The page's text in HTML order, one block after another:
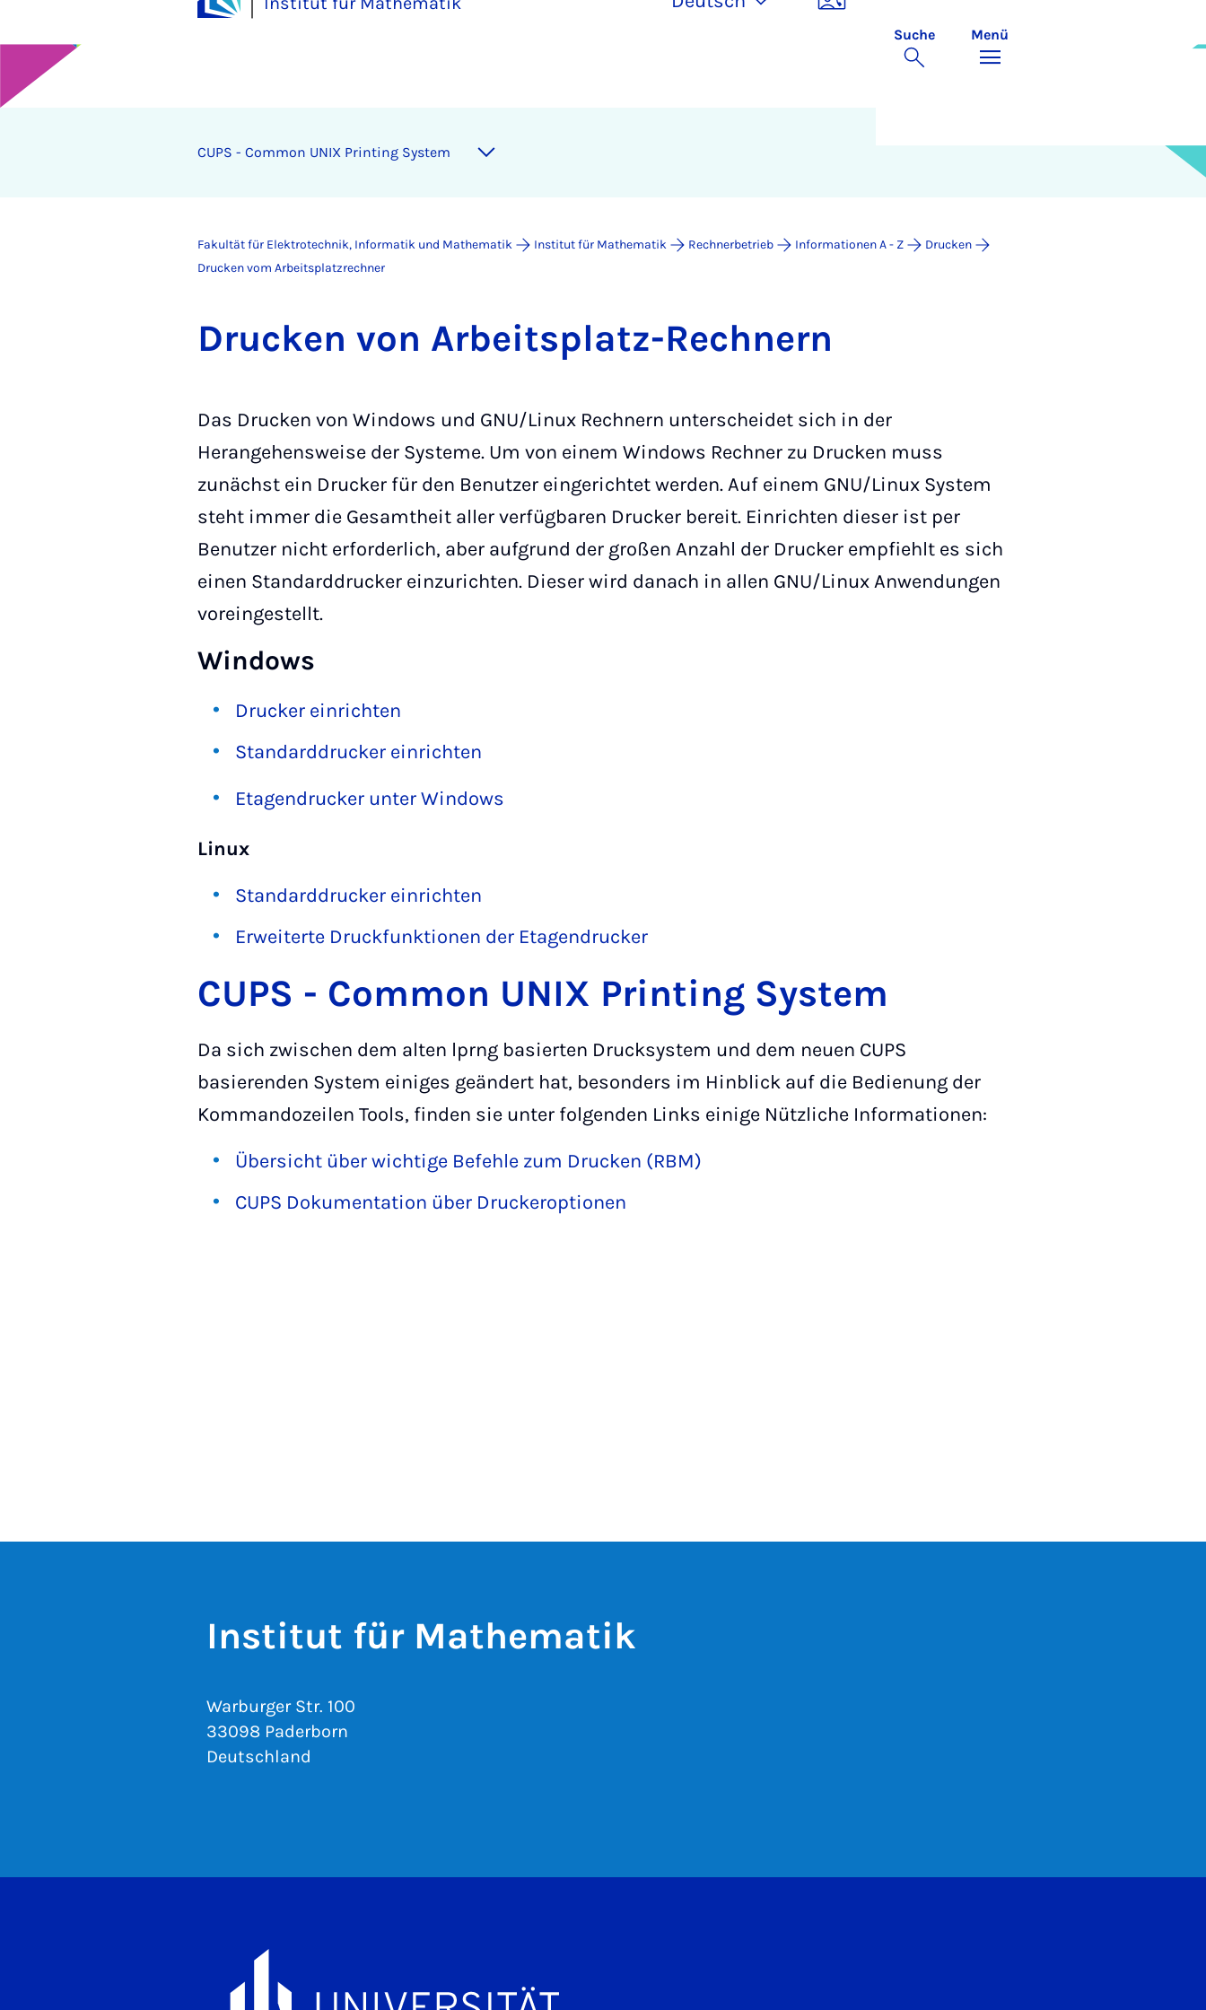
Suche Menü
CUPS - Common UNIX Printing System
Fakultät für Elektrotechnik, Informatik und Mathematik Institut für Mathematik Rechnerbetrieb Informationen A - Z
Drucken
Drucken vom Arbeitsplatzrechner
Dru­cken von Ar­beits­platz-Rech­nern
Das Drucken von Windows und GNU/Linux Rechnern unterscheidet sich in der
Herangehensweise der Systeme. Um von einem Windows Rechner zu Drucken muss
zunächst ein Drucker für den Benutzer eingerichtet werden. Auf einem GNU/Linux System
steht immer die Gesamtheit aller verfügbaren Drucker bereit. Einrichten dieser ist per
Benutzer nicht erforderlich, aber aufgrund der großen Anzahl der Drucker empfiehlt es sich
einen Standarddrucker einzurichten. Dieser wird danach in allen GNU/Linux Anwendungen
voreingestellt.
Windows
Drucker einrichten
Standarddrucker einrichten
Etagendrucker unter Windows
Linux
Standarddrucker einrichten
Erweiterte Druckfunktionen der Etagendrucker
CUPS - Common UNIX Printing System
Da sich zwischen dem alten lprng basierten Drucksystem und dem neuen CUPS
basierenden System einiges geändert hat, besonders im Hinblick auf die Bedienung der
Kommandozeilen Tools, finden sie unter folgenden Links einige Nützliche Informationen:
Übersicht über wichtige Befehle zum Drucken (RBM)
CUPS Dokumentation über Druckeroptionen
Institut für Mathematik
Warburger Str. 100
33098 Paderborn
Deutschland